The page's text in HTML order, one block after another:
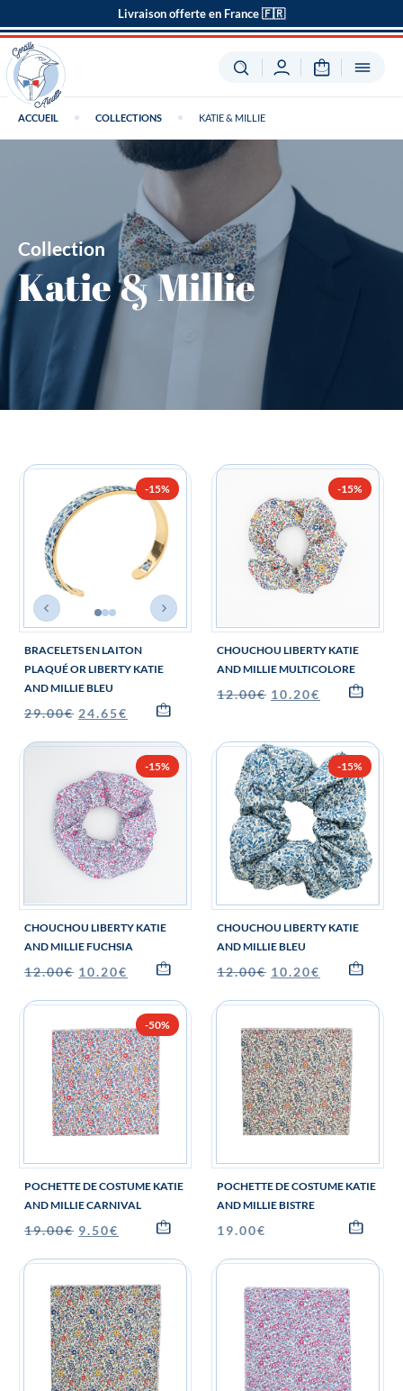
Livraison offerte en France 🇫🇷
ACCUEIL COLLECTIONS KATIE & MILLIE
Katie & Millie
Collection
-15%
BRACELETS EN LAITON
PLAQUÉ OR LIBERTY KATIE
AND MILLIE BLEU
29.00€ 24.65€
-15%
CHOUCHOU LIBERTY KATIE
AND MILLIE MULTICOLORE
12.00€ 10.20€
-15%
CHOUCHOU LIBERTY KATIE
AND MILLIE FUCHSIA
12.00€ 10.20€
-15%
CHOUCHOU LIBERTY KATIE
AND MILLIE BLEU
12.00€ 10.20€
-50%
POCHETTE DE COSTUME KATIE
AND MILLIE CARNIVAL
19.00€ 9.50€
POCHETTE DE COSTUME KATIE
AND MILLIE BISTRE
19.00€